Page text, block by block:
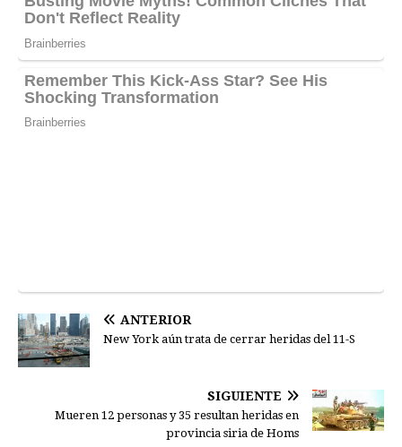
ANTERIOR
New York aún trata de cerrar heridas del 11-S
SIGUIENTE
Mueren 12 personas y 35 resultan heridas en
provincia siria de Homs